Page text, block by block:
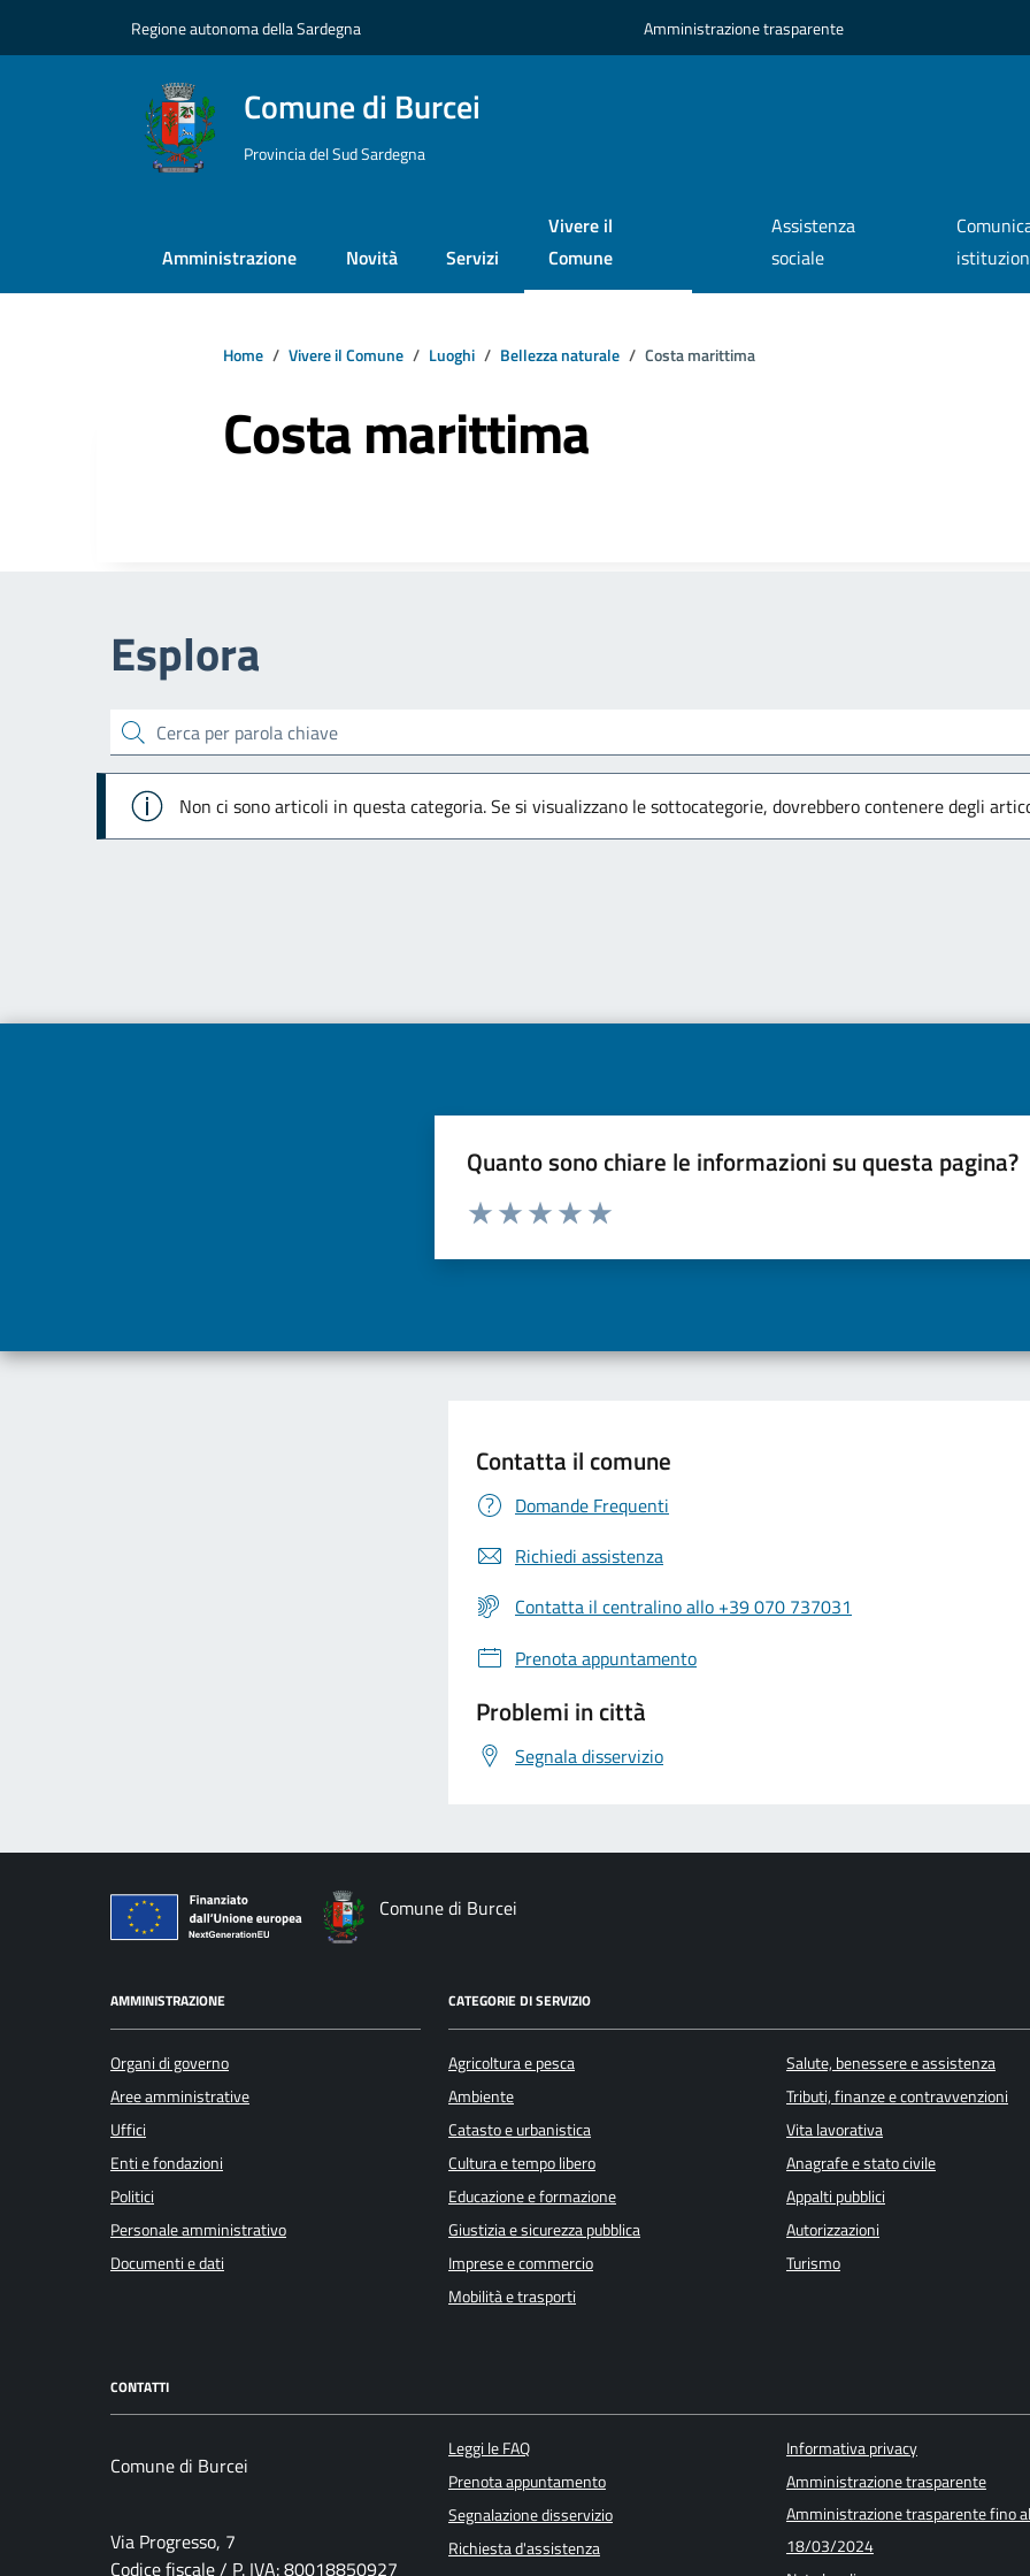
Regione autonoma della Sardegna Amministrazione trasparente
Comune di Burcei
Provincia del Sud Sardegna
Amministrazione Novità Servizi
Vivere il
Comune
Assistenza
sociale
Home Vivere il Comune Luoghi Bellezza naturale Costa marittima
Costa marittima
Esplora
cerca
Info
Non ci sono articoli in questa categoria. Se si visualizzano le sottocategorie, dovrebbero contenere degli
Quanto sono chiare le informazioni su questa pagina?
Valuta da 1 a 5 stelle la pagina
Contatta il comune
Domande Frequenti
Richiedi assistenza
Contatta il centralino allo +39 070 737031
Prenota appuntamento
Problemi in città
Segnala disservizio
Comune di Burcei
AMMINISTRAZIONE
Organi di governo
Aree amministrative
Uffici
Enti e fondazioni
Politici
Personale amministrativo
Documenti e dati
CATEGORIE DI SERVIZIO
Agricoltura e pesca
Ambiente
Catasto e urbanistica
Cultura e tempo libero
Educazione e formazione
Giustizia e sicurezza pubblica
Imprese e commercio
Mobilità e trasporti
Salute, benessere e assistenza
Tributi, finanze e contravvenzioni
Vita lavorativa
Anagrafe e stato civile
Appalti pubblici
Autorizzazioni
Turismo
CONTATTI
Comune di Burcei
Via Progresso, 7
Codice fiscale / P. IVA: 80018850927
Leggi le FAQ
Prenota appuntamento
Segnalazione disservizio
Richiesta d'assistenza
Informativa privacy
Amministrazione trasparente
Amministrazione trasparente fino al
18/03/2024